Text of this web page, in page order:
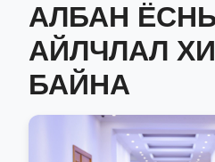
АЛБАН
АЙЛЧЛАЛ
БАЙНА